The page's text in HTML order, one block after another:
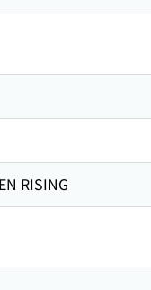
RISING